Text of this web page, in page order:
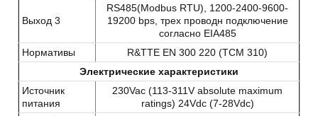
Выход 3
RS485(Modbus RTU), 1200-2400-9600-
19200 bps, трех проводн подключение
согласно EIA485
Нормативы
R&TTE EN 300 220 (TCM 310)
Электрические характеристики
Источник
питания
230Vac (113‐311V absolute maximum
ratings) 24Vdc (7‐28Vdc)